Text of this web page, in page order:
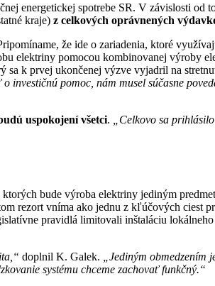
energetickej spotrebe SR. V závislosti od
kraje) z celkových oprávnených
že ide o zariadenia, ktoré
elektriny pomocou kombinovanej výroby
sa k prvej ukončenej výzve vyjadril na
o investičnú pomoc, nám musel súčasne
uspokojení všetci.
„Celkovo sa
bude výroba elektriny jediným
rezort vníma ako jednu z kľúčových ciest
pravidlá limitovali inštaláciu
doplnil K. Galek.
„Jediným obmedzením
systému chceme zachovať funkčný.“